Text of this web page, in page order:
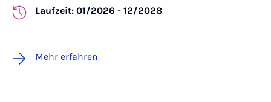
Laufzeit: 01/2026 - 12/2028
Mehr erfahren